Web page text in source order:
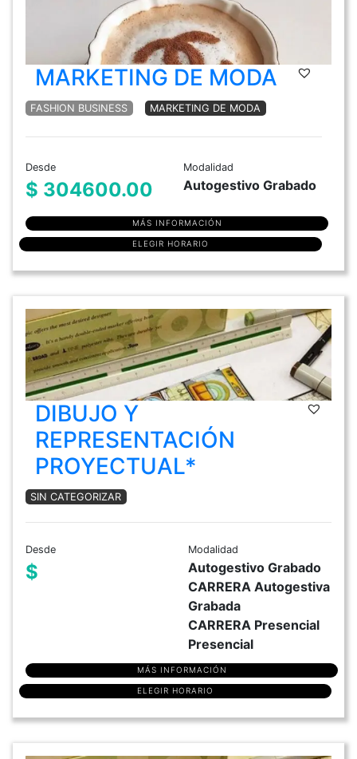
MARKETING DE MODA
FASHION BUSINESS MARKETING DE MODA
Desde
$ 304600.00
Modalidad
Autogestivo Grabado
MÁS INFORMACIÓN
ELEGIR HORARIO
DIBUJO Y
REPRESENTACIÓN
PROYECTUAL*
SIN CATEGORIZAR
Desde
$
Modalidad
Autogestivo Grabado
CARRERA Autogestiva
Grabada
CARRERA Presencial
Presencial
MÁS INFORMACIÓN
ELEGIR HORARIO